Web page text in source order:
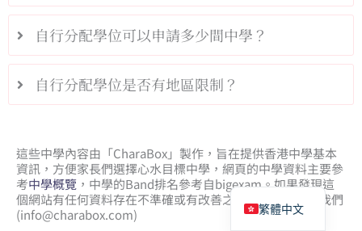
自行分配學位可以申請多少間中學？
自行分配學位是否有地區限制？
這些中學內容由「CharaBox」製作，旨在提供香港中學基本
資訊，方便家長們選擇心水目標中學，網頁的中學資料主要參
考中學概覽 ，中學的Band排名參考自bigexam。如果發現這
個網站有任何資料存在不準確或有改善之處，請電郵聯絡我們
(info@charabox.com) 繁體中文
English